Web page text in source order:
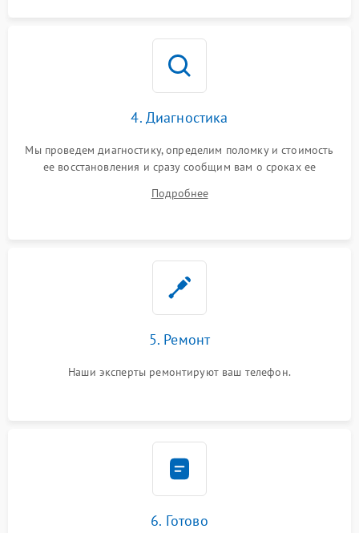
4. Диагностика
Мы проведем диагностику, определим поломку и стоимость
ее восстановления и сразу сообщим вам о сроках ее
Подробнее
5. Ремонт
Наши эксперты ремонтируют ваш телефон.
6. Готово